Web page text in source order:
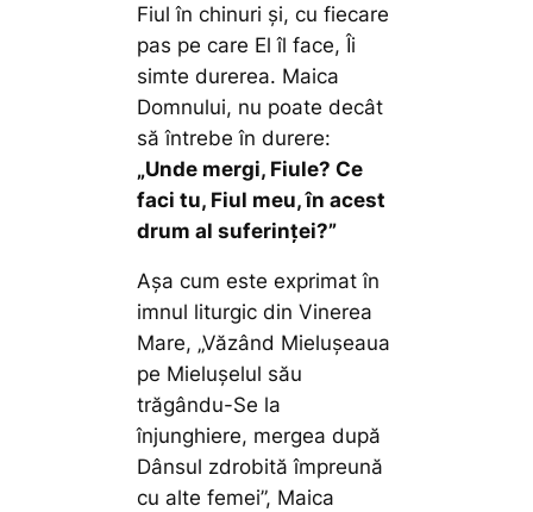
Fiul în chinuri și, cu fiecare
pas pe care El îl face, Îi
simte durerea. Maica
Domnului, nu poate decât
să întrebe în durere:
„Unde mergi, Fiule? Ce
faci tu, Fiul meu, în acest
drum al suferinței?”
Așa cum este exprimat în
imnul liturgic din Vinerea
Mare, „Văzând Mieluşeaua
pe Mieluşelul său
trăgându-Se la
înjunghiere, mergea după
Dânsul zdrobită împreună
cu alte femei”, Maica